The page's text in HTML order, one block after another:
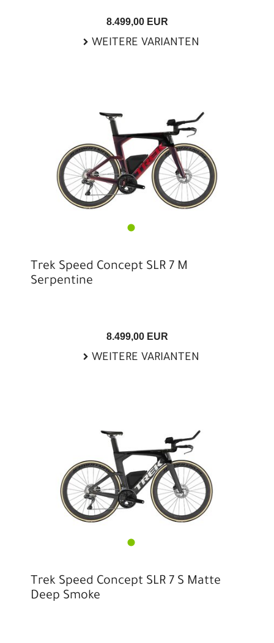
8.499,00 EUR
WEITERE VARIANTEN
Trek Speed Concept SLR 7 M
Serpentine
8.499,00 EUR
WEITERE VARIANTEN
Trek Speed Concept SLR 7 S Matte
Deep Smoke